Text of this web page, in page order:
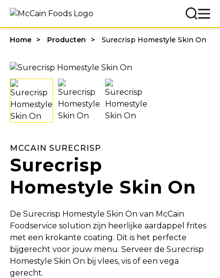
Home Producten Surecrisp Homestyle Skin On
MCCAIN SURECRISP
Surecrisp
Homestyle Skin On
De Surecrisp Homestyle Skin On van McCain
Foodservice solution zijn heerlijke aardappel frites
met een krokante coating. Dit is het perfecte
bijgerecht voor jouw menu. Serveer de Surecrisp
Homestyle Skin On bij vlees, vis of een vega
gerecht.